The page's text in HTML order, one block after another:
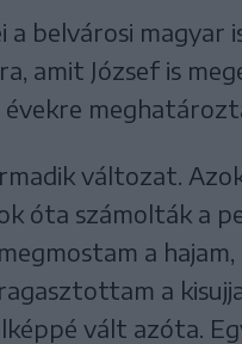
a belvárosi
amit József is
változat.
óta számolták a
a
a
vált azóta.